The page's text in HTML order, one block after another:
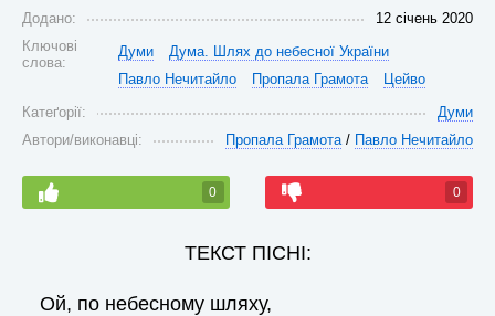
Додано:
12 січень 2020
Ключові
слова:
Думи
Дума. Шлях до небесної України
Павло Нечитайло
Пропала Грамота
Цейво
Катеґорії:
Думи
Автори/виконавці:
Пропала Грамота/ Павло Нечитайло
0 0
ТЕКСТ ПІСНІ:
Ой, по небесному шляху,